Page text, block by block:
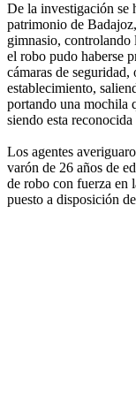
De la investigación se
patrimonio de
gimnasio, controlando
el robo pudo haberse
cámaras de
establecimiento,
portando una mochila
siendo esta
Los agentes
varón de 26 años de
de robo con fuerza en
puesto a disposición